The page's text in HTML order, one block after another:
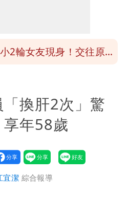
2輪女友現身！交往原因
！全台大雨3天「這區下
：快勸川普停手！否則報
白海豚海警機率飆
豪雨
SpaceX「財報失速」蒸
換肝2次」驚
年58歲
宜潔 綜合報導